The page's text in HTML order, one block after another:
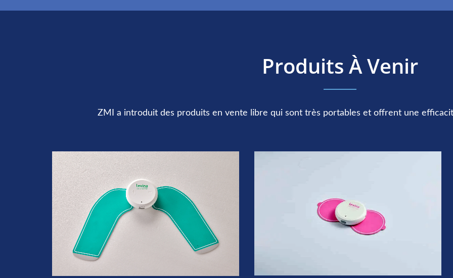
Produits À Venir
ZMI a introduit des produits en vente libre qui sont très portables et offrent une